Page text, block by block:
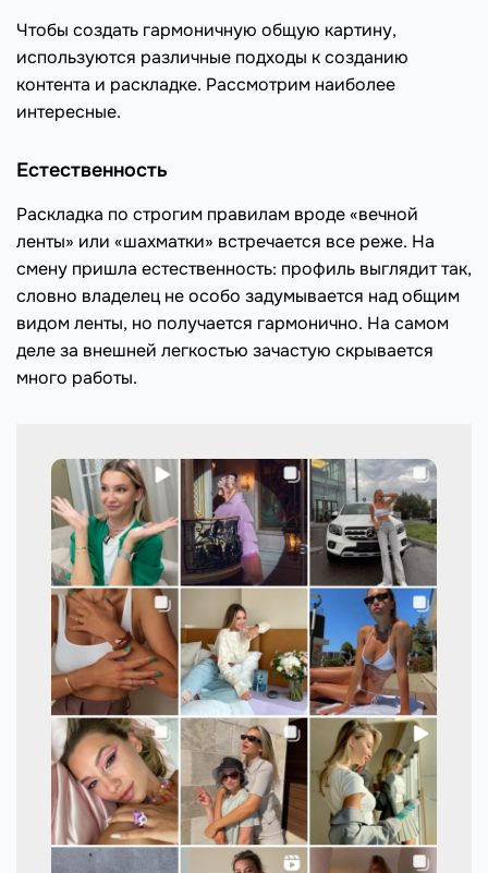
Чтобы создать гармоничную общую картину,
используются различные подходы к созданию
контента и раскладке. Рассмотрим наиболее
интересные.
Естественность
Раскладка по строгим правилам вроде «вечной
ленты» или «шахматки» встречается все реже. На
смену пришла естественность: профиль выглядит так,
словно владелец не особо задумывается над общим
видом ленты, но получается гармонично. На самом
деле за внешней легкостью зачастую скрывается
много работы.